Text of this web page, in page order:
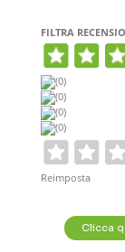
FILTRA
(0)
(0)
(0)
(0)
Reimposta
Clicca